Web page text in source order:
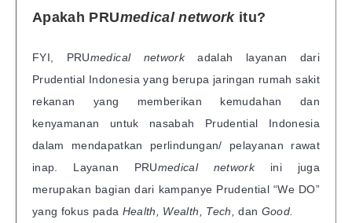
Apakah PRUmedical network itu?
FYI, PRUmedical networkadalah layanan dari
Prudential Indonesia yang berupa jaringan rumah sakit
rekanan yang memberikan kemudahan dan
kenyamanan untuk nasabah Prudential Indonesia
dalam mendapatkan perlindungan/ pelayanan rawat
inap. Layanan PRUmedical network ini juga
merupakan bagian dari kampanye Prudential “We DO”
yang fokus pada Health, Wealth, Tech, dan Good.